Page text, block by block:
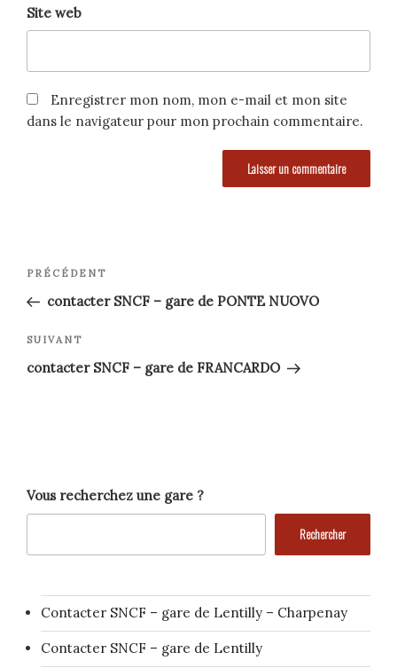
Site web
Enregistrer mon nom, mon e-mail et mon site
dans le navigateur pour mon prochain commentaire.
Navigation
de
l’article
Article
précédent
PRÉCÉDENT
contacter SNCF – gare de PONTE NUOVO
Article
suivant
SUIVANT
contacter SNCF – gare de FRANCARDO
Vous recherchez une gare ?
Rechercher
Contacter SNCF – gare de Lentilly – Charpenay
Contacter SNCF – gare de Lentilly